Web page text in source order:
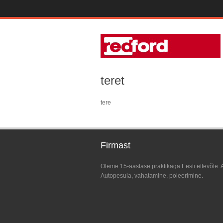
teret
tere
Firmast
Oleme 15-aastase praktikaga Eesti
Autopesula, vahatamine, poleerimine.